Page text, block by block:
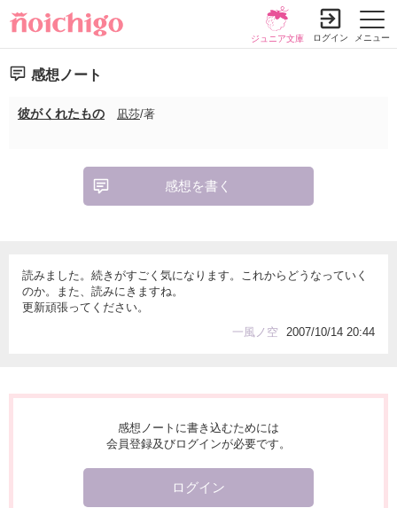
メニュー
ジュニア文庫 ログイン
感想ノート
彼がくれたもの 凪莎/著
感想を書く
読みました。続きがすごく気になります。これからどうなっていく
のか。また、読みにきますね。
更新頑張ってください。
一風ノ空
2007/10/14 20:44
感想ノートに書き込むためには
会員登録及びログインが必要です。
ログイン